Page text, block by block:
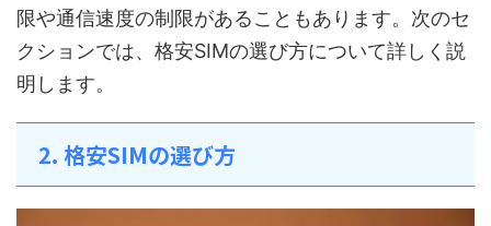
限や通信速度の制限があることもあります。次のセ
クションでは、格安SIMの選び方について詳しく説
明します。
2. 格安SIMの選び方